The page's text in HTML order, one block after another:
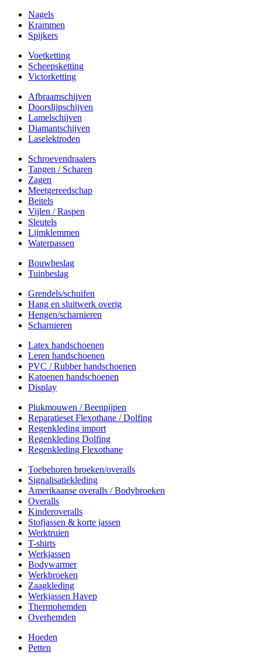
Nagels
Krammen
Spijkers
Voetketting
Scheepsketting
Victorketting
Afbraamschijven
Doorslijpschijven
Lamelschijven
Diamantschijven
Laselektroden
Schroevendraaiers
Tangen / Scharen
Zagen
Meetgereedschap
Beitels
Vijlen / Raspen
Sleutels
Lijmklemmen
Waterpassen
Bouwbeslag
Tuinbeslag
Grendels/schuifen
Hang en sluitwerk overig
Hengen/scharnieren
Scharnieren
Latex handschoenen
Leren handschoenen
PVC / Rubber handschoenen
Katoenen handschoenen
Display
Plukmouwen / Beenpijpen
Reparatieset Flexothane / Dolfing
Regenkleding import
Regenkleding Dolfing
Regenkleding Flexothane
Toebehoren broeken/overalls
Signalisatiekleding
Amerikaanse overalls / Bodybroeken
Overalls
Kinderoveralls
Stofjassen & korte jassen
Werktruien
T-shirts
Werkjassen
Bodywarmer
Werkbroeken
Zaagkleding
Werkjassen Havep
Thermohemden
Overhemden
Hoeden
Petten